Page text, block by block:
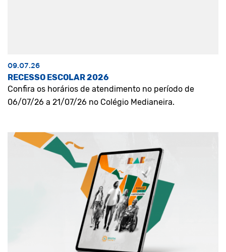
09.07.26
RECESSO ESCOLAR 2026
Confira os horários de atendimento no período de
06/07/26 a 21/07/26 no Colégio Medianeira.